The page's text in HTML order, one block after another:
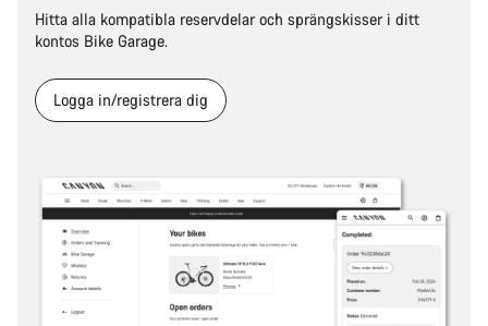
Hitta alla kompatibla reservdelar och sprängskisser i ditt
kontos Bike Garage.
Logga in/registrera dig